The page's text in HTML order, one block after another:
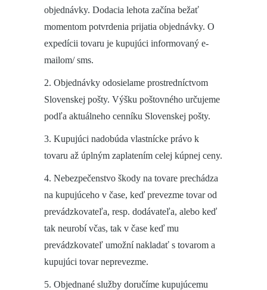
objednávky. Dodacia lehota začína bežať
momentom potvrdenia prijatia objednávky. O
expedícii tovaru je kupujúci informovaný e-
mailom/ sms.
2. Objednávky odosielame prostredníctvom
Slovenskej pošty. Výšku poštovného určujeme
podľa aktuálneho cenníku Slovenskej pošty.
3. Kupujúci nadobúda vlastnícke právo k
tovaru až úplným zaplatením celej kúpnej ceny.
4. Nebezpečenstvo škody na tovare prechádza
na kupujúceho v čase, keď prevezme tovar od
prevádzkovateľa, resp. dodávateľa, alebo keď
tak neurobí včas, tak v čase keď mu
prevádzkovateľ umožní nakladať s tovarom a
kupujúci tovar neprevezme.
5. Objednané služby doručíme kupujúcemu